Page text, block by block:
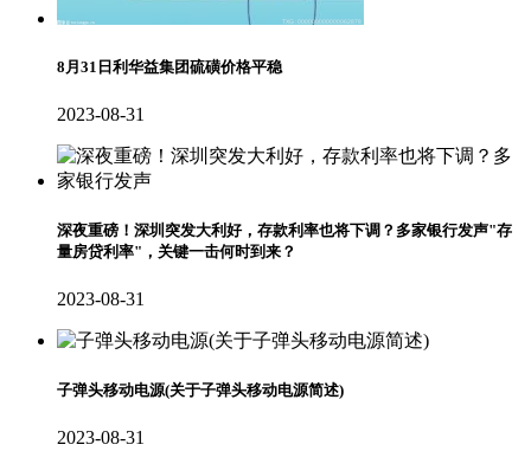
8月31日利华益集团硫磺价格平稳
2023-08-31
深夜重磅！深圳突发大利好，存款利率也将下调？多家银行发声"存
量房贷利率"，关键一击何时到来？
2023-08-31
子弹头移动电源(关于子弹头移动电源简述)
2023-08-31